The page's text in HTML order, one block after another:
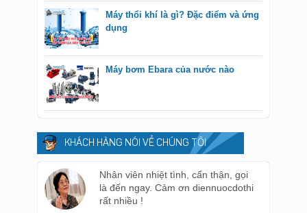
Máy thổi khí là gì? Đặc điểm và ứng
dụng
Máy bơm Ebara của nước nào
KHÁCH HÀNG NÓI VỀ CHÚNG TÔI
Nhân viên nhiệt tình, cẩn thận, gọi
là đến ngay. Cảm ơn diennuocdothi
rất nhiều !